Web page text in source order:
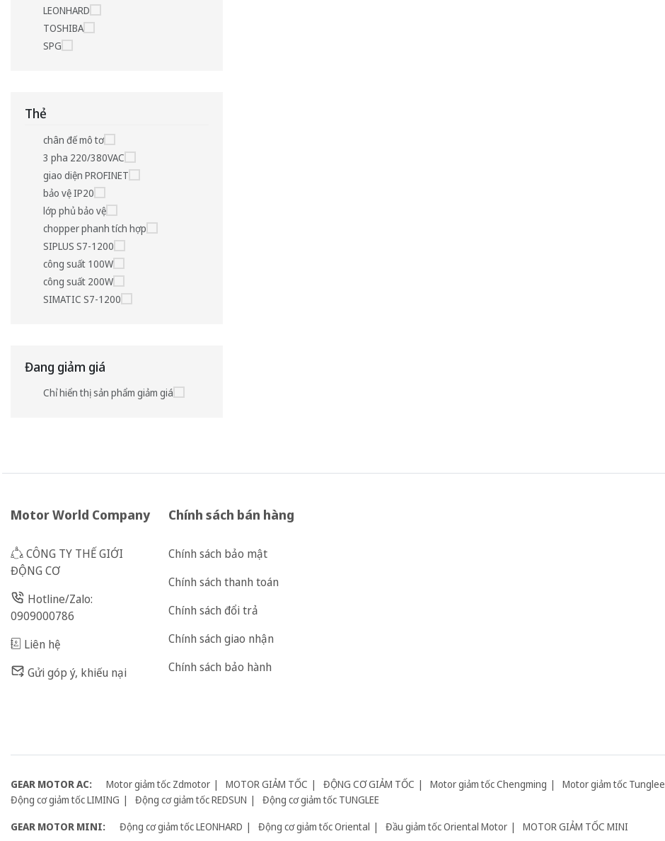
LEONHARD
TOSHIBA
SPG
Thẻ
chân đế mô tơ
3 pha 220/380VAC
giao diện PROFINET
bảo vệ IP20
lớp phủ bảo vệ
chopper phanh tích hợp
SIPLUS S7-1200
công suất 100W
công suất 200W
SIMATIC S7-1200
Đang giảm giá
Chỉ hiển thị sản phẩm giảm giá
Motor World Company
CÔNG TY THẾ GIỚI
ĐỘNG CƠ
Hotline/Zalo:
0909000786
Liên hệ
Gửi góp ý, khiếu nại
Chính sách bán hàng
Chính sách bảo mật
Chính sách thanh toán
Chính sách đổi trả
Chính sách giao nhận
Chính sách bảo hành
GEAR MOTOR AC: Motor giảm tốc Zdmotor MOTOR GIẢM TỐC ĐỘNG CƠ GIẢM TỐC Motor giảm tốc Chengming Motor giảm tốc Tunglee
Động cơ giảm tốc LIMING
Động cơ giảm tốc REDSUN
Động cơ giảm tốc TUNGLEE
GEAR MOTOR MINI:
Động cơ giảm tốc LEONHARD Động cơ giảm tốc Oriental Đầu giảm tốc Oriental Motor MOTOR GIẢM TỐC MINI